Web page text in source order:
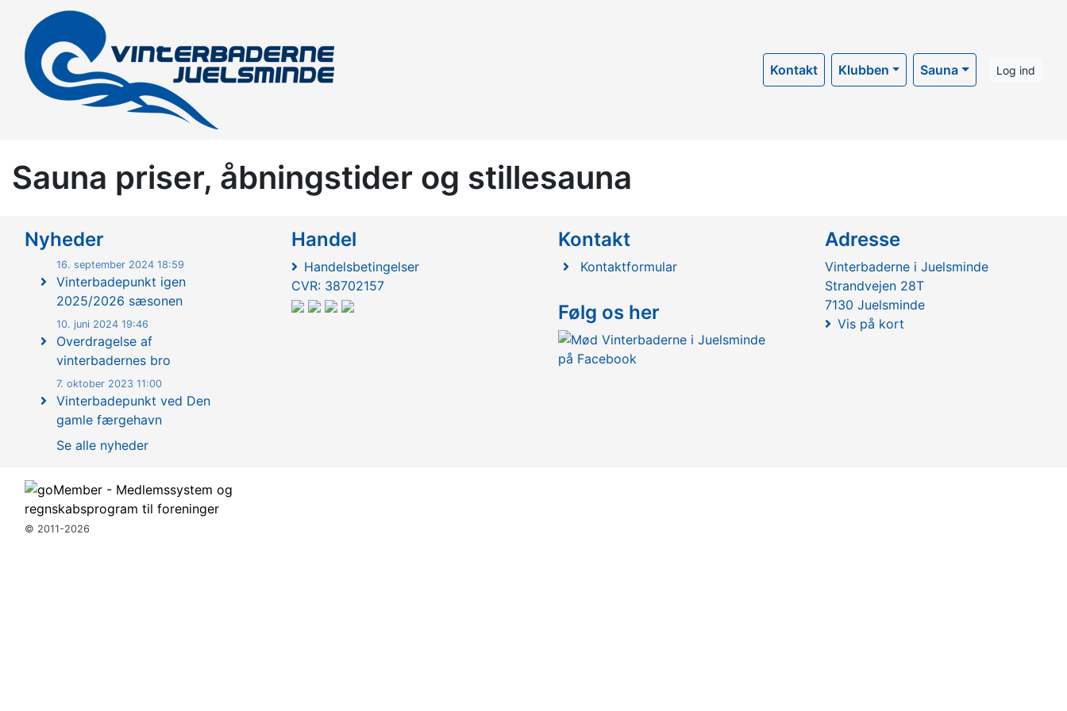
Kontakt Klubben Sauna Log ind
Sauna priser, åbningstider og stillesauna
Nyheder
16. september 2024 18:59
Vinterbadepunkt igen
2025/2026 sæsonen
10. juni 2024 19:46
Overdragelse af
vinterbadernes bro
7. oktober 2023 11:00
Vinterbadepunkt ved Den
gamle færgehavn
Se alle nyheder
Handel
Handelsbetingelser
CVR: 38702157
Kontakt
Kontaktformular
Følg os her
Adresse
Vinterbaderne i Juelsminde
Strandvejen 28T
7130 Juelsminde
Vis på kort
© 2011-2026